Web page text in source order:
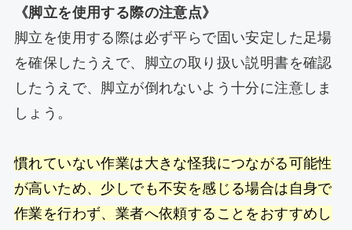
《脚立を使用する際の注意点》
脚立を使用する際は必ず平らで固い安定した足場
を確保したうえで、脚立の取り扱い説明書を確認
したうえで、脚立が倒れないよう十分に注意しま
しょう。
慣れていない作業は大きな怪我につながる可能性
が高いため、少しでも不安を感じる場合は自身で
作業を行わず、業者へ依頼することをおすすめし